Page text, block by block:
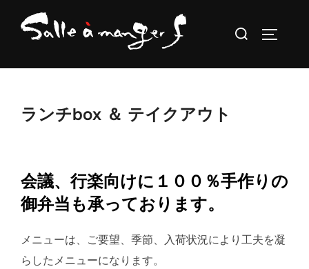
ン
検
ランチbox ＆ テイクアウト
会議、行楽向けに１００％手作りの
御弁当も承っております。
メニューは、ご要望、季節、入荷状況により工夫を凝
らしたメニューになります。